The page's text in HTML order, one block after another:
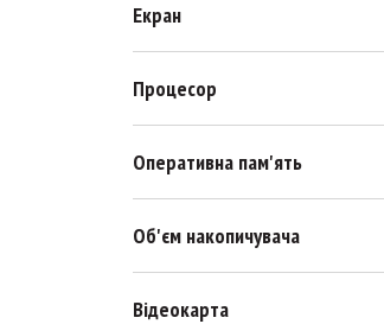
Екран
Процесор
Оперативна пам'ять
Об'єм накопичувача
Відеокарта